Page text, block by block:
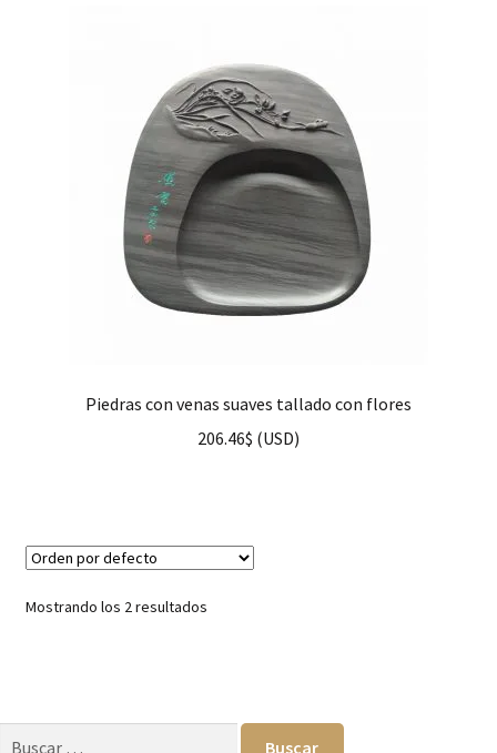
Piedras con venas suaves tallado con flores
206.46$ (USD)
Mostrando los 2 resultados